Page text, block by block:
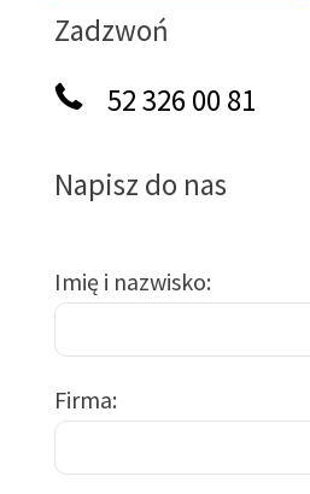
Zadzwoń
52 326 00 81
Napisz do nas
Imię i nazwisko
Firma